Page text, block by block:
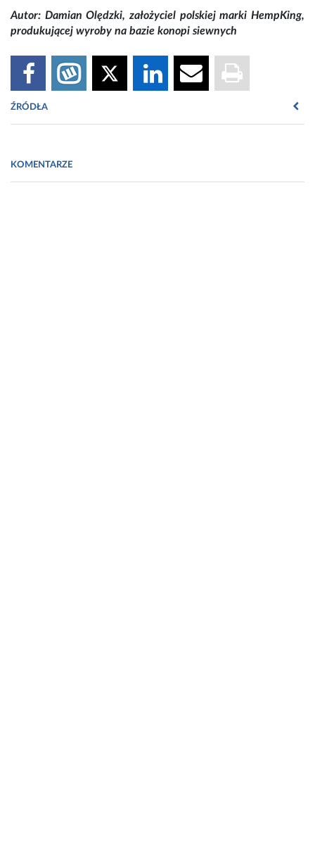
Autor: Damian Olędzki, założyciel polskiej marki HempKing,
produkującej wyroby na bazie konopi siewnych
ŹRÓDŁA
[1] https://newfrontierdata.com/cannabis-insights/europes-cbd-
market/
KOMENTARZE